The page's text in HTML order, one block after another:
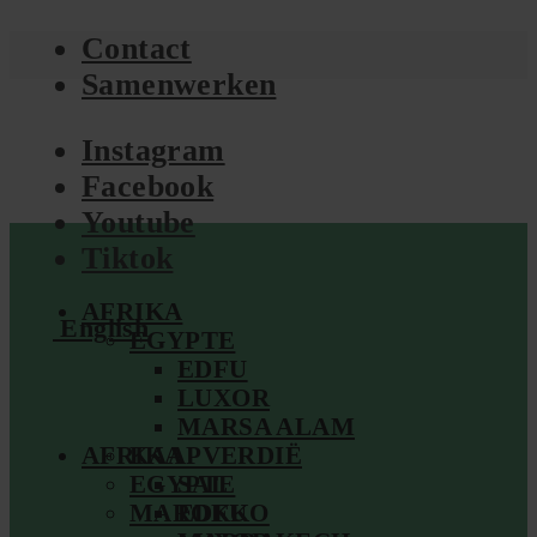
Contact
Samenwerken
Instagram
Facebook
Youtube
Tiktok
English
AFRIKA
EGYPTE
EDFU
LUXOR
MARSA ALAM
KAAPVERDIË
SAL
MAROKKO
AFRIKA
EGYPTE
EDFU